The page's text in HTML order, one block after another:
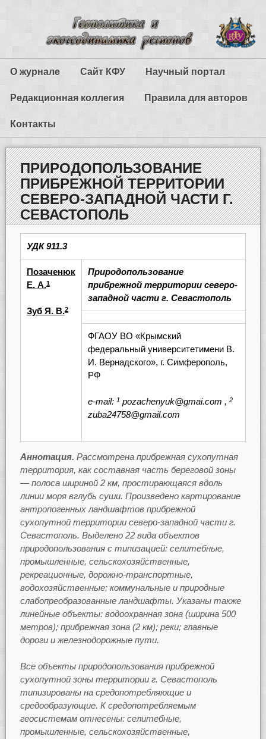
О журнале Сайт КФУ Научный портал
Редакционная коллегия Правила для авторов
Контакты
ПРИРОДОПОЛЬЗОВАНИЕ
ПРИБРЕЖНОЙ ТЕРРИТОРИИ
СЕВЕРО-ЗАПАДНОЙ ЧАСТИ Г.
СЕВАСТОПОЛЬ
УДК 911.3
Позаченюк
Е. А.1
Зуб Я. В.2
Природопользование
прибрежной территории северо-
западной части г. Севастополь
ФГАОУ ВО «Крымский
федеральный университетимени В.
И. Вернадского», г. Симферополь,
РФ
e-mail: 1 pozachenyuk@gmai.com , 2
zuba24758@gmail.com
Аннотация. Рассмотрена прибрежная сухопутная
территория, как составная часть береговой зоны
— полоса шириной 2 км, простирающаяся вдоль
линии моря вглубь суши. Произведено картирование
антропогенных ландшафтов прибрежной
сухопутной территории северо-западной части г.
Севастополь. Выделено 22 вида объектов
природопользования с типизацией: селитебные,
промышленные, сельскохозяйственные,
рекреационные, дорожно-транспортные,
водохозяйственные; коммунальные и природные
слабопреобразованные ландшафты. Указаны также
линейные объекты: водоохранная зона (ширина 500
метров); прибрежная зона (2 км); реки; главные
дороги и железнодорожные пути.
Все объекты природопользования прибрежной
сухопутной зоны территории г. Севастополь
типизированы на средопотребляющие и
средообразующие. К средопотребляемым
геосистемам отнесены: селитебные,
промышленные, сельскохозяйственные,